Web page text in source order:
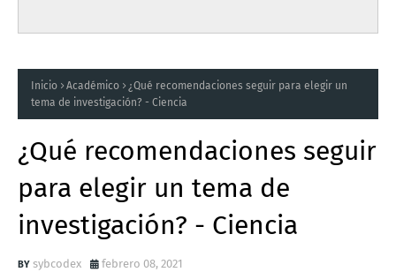
Inicio Académico
¿Qué recomendaciones seguir para elegir un
tema de investigación? - Ciencia
¿Qué recomendaciones seguir
para elegir un tema de
investigación? - Ciencia
sybcodex febrero 08, 2021